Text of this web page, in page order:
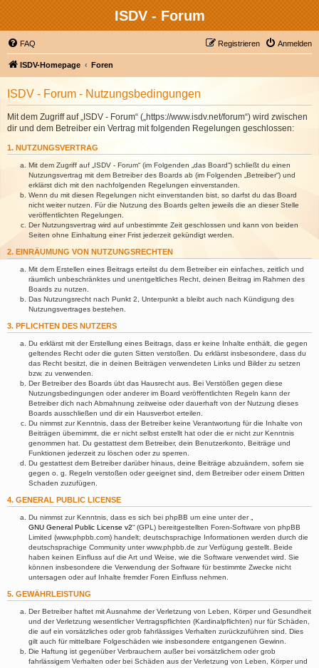
ISDV - Forum
FAQ Anmelden
Registrieren
ISDV-Homepage Foren
ISDV - Forum - Nutzungsbedingungen
Mit dem Zugriff auf „ISDV - Forum“ („https://www.isdv.net/forum“) wird zwischen
dir und dem Betreiber ein Vertrag mit folgenden Regelungen geschlossen:
1. NUTZUNGSVERTRAG
Mit dem Zugriff auf „ISDV - Forum“ (im Folgenden „das Board“) schließt du einen
Nutzungsvertrag mit dem Betreiber des Boards ab (im Folgenden „Betreiber“) und
erklärst dich mit den nachfolgenden Regelungen einverstanden.
Wenn du mit diesen Regelungen nicht einverstanden bist, so darfst du das Board
nicht weiter nutzen. Für die Nutzung des Boards gelten jeweils die an dieser Stelle
veröffentlichten Regelungen.
Der Nutzungsvertrag wird auf unbestimmte Zeit geschlossen und kann von beiden
Seiten ohne Einhaltung einer Frist jederzeit gekündigt werden.
2. EINRÄUMUNG VON NUTZUNGSRECHTEN
Mit dem Erstellen eines Beitrags erteilst du dem Betreiber ein einfaches, zeitlich und
räumlich unbeschränktes und unentgeltliches Recht, deinen Beitrag im Rahmen des
Boards zu nutzen.
Das Nutzungsrecht nach Punkt 2, Unterpunkt a bleibt auch nach Kündigung des
Nutzungsvertrages bestehen.
3. PFLICHTEN DES NUTZERS
Du erklärst mit der Erstellung eines Beitrags, dass er keine Inhalte enthält, die gegen
geltendes Recht oder die guten Sitten verstoßen. Du erklärst insbesondere, dass du
das Recht besitzt, die in deinen Beiträgen verwendeten Links und Bilder zu setzen
bzw. zu verwenden.
Der Betreiber des Boards übt das Hausrecht aus. Bei Verstößen gegen diese
Nutzungsbedingungen oder anderer im Board veröffentlichten Regeln kann der
Betreiber dich nach Abmahnung zeitweise oder dauerhaft von der Nutzung dieses
Boards ausschließen und dir ein Hausverbot erteilen.
Du nimmst zur Kenntnis, dass der Betreiber keine Verantwortung für die Inhalte von
Beiträgen übernimmt, die er nicht selbst erstellt hat oder die er nicht zur Kenntnis
genommen hat. Du gestattest dem Betreiber, dein Benutzerkonto, Beiträge und
Funktionen jederzeit zu löschen oder zu sperren.
Du gestattest dem Betreiber darüber hinaus, deine Beiträge abzuändern, sofern sie
gegen o. g. Regeln verstoßen oder geeignet sind, dem Betreiber oder einem Dritten
Schaden zuzufügen.
4. GENERAL PUBLIC LICENSE
Du nimmst zur Kenntnis, dass es sich bei phpBB um eine unter der „
GNU General Public License v2“ (GPL) bereitgestellten Foren-Software von phpBB
Limited (www.phpbb.com) handelt; deutschsprachige Informationen werden durch die
deutschsprachige Community unter www.phpbb.de zur Verfügung gestellt. Beide
haben keinen Einfluss auf die Art und Weise, wie die Software verwendet wird. Sie
können insbesondere die Verwendung der Software für bestimmte Zwecke nicht
untersagen oder auf Inhalte fremder Foren Einfluss nehmen.
5. GEWÄHRLEISTUNG
Der Betreiber haftet mit Ausnahme der Verletzung von Leben, Körper und Gesundheit
und der Verletzung wesentlicher Vertragspflichten (Kardinalpflichten) nur für Schäden,
die auf ein vorsätzliches oder grob fahrlässiges Verhalten zurückzuführen sind. Dies
gilt auch für mittelbare Folgeschäden wie insbesondere entgangenen Gewinn.
Die Haftung ist gegenüber Verbrauchern außer bei vorsätzlichem oder grob
fahrlässigem Verhalten oder bei Schäden aus der Verletzung von Leben, Körper und